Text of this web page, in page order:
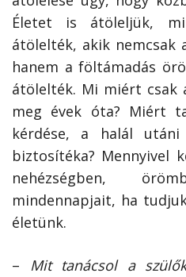
Életet is átöleljük,
átölelték, akik nemcsak
hanem a föltámadás
átölelték. Mi miért
meg évek óta? Miért
kérdése, a halál utáni
biztosítéka? Mennyivel
nehézségben,
mindennapjait, ha
életünk.
– Mit tanácsol a